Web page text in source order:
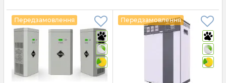
Передзамовлення Передзамовлення